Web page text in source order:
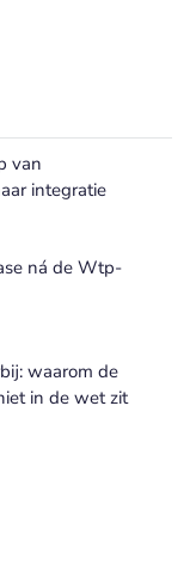
nieuws
van
integratie
ná de Wtp-
waarom de
in de wet zit